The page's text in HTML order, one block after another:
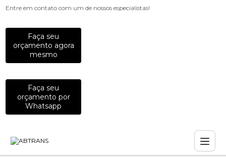
Entre em contato com um de nossos especialistas!
Faça seu
orçamento agora
mesmo
Faça seu
orçamento por
Whatsapp